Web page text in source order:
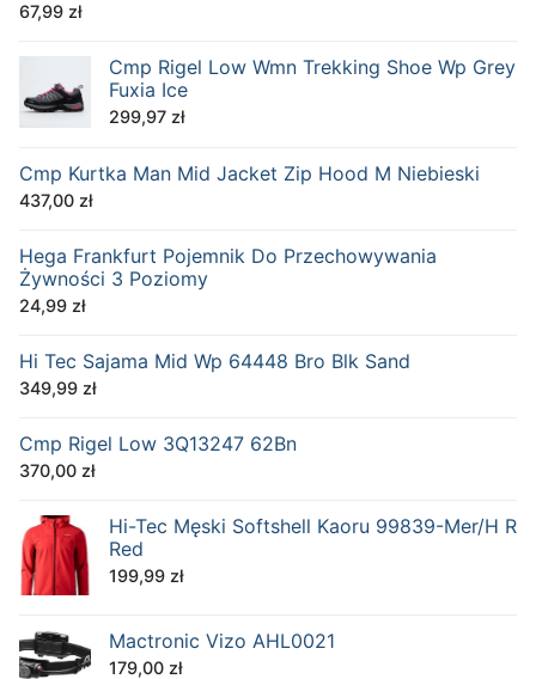
67,99 zł
Cmp Rigel Low Wmn Trekking Shoe Wp Grey
Fuxia Ice
299,97 zł
Cmp Kurtka Man Mid Jacket Zip Hood M Niebieski
437,00 zł
Hega Frankfurt Pojemnik Do Przechowywania
Żywności 3 Poziomy
24,99 zł
Hi Tec Sajama Mid Wp 64448 Bro Blk Sand
349,99 zł
Cmp Rigel Low 3Q13247 62Bn
370,00 zł
Hi-Tec Męski Softshell Kaoru 99839-Mer/H R
Red
199,99 zł
Mactronic Vizo AHL0021
179,00 zł